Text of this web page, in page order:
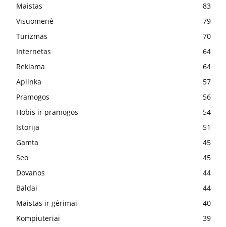
Maistas
83
Visuomenė
79
Turizmas
70
Internetas
64
Reklama
64
Aplinka
57
Pramogos
56
Hobis ir pramogos
54
Istorija
51
Gamta
45
Seo
45
Dovanos
44
Baldai
44
Maistas ir gėrimai
40
Kompiuteriai
39